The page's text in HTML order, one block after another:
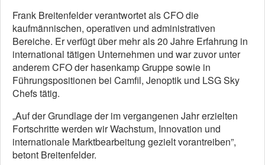
Frank Breitenfelder verantwortet als CFO die
kaufmännischen, operativen und administrativen
Bereiche. Er verfügt über mehr als 20 Jahre Erfahrung in
international tätigen Unternehmen und war zuvor unter
anderem CFO der hasenkamp Gruppe sowie in
Führungspositionen bei Camfil, Jenoptik und LSG Sky
Chefs tätig.
„Auf der Grundlage der im vergangenen Jahr erzielten
Fortschritte werden wir Wachstum, Innovation und
internationale Marktbearbeitung gezielt vorantreiben”,
betont Breitenfelder.